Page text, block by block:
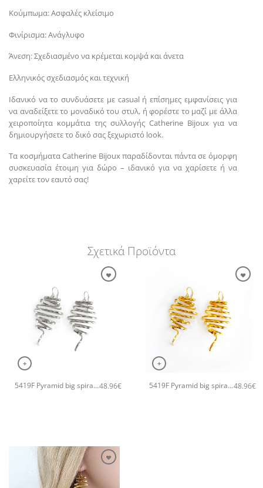
Κούμπωμα: Ασφαλές κλείσιμο
Φινίρισμα: Ανάγλυφο
Άνεση: Σχεδιασμένο να κρέμεται κομψά και άνετα
Ελληνικός σχεδιασμός και τεχνική
Ιδανικό να το συνδυάσετε με casual ή επίσημες εμφανίσεις για
να αναδείξετε το μοναδικό του στυλ, ή φορέστε το μαζί με άλλα
χειροποίητα κομμάτια της συλλογής Catherine Bijoux για να
δημιουργήσετε το δικό σας ξεχωριστό look.
Τα κοσμήματα Catherine Bijoux παραδίδονται πάντα σε όμορφη
συσκευασία έτοιμη για δώρο – ιδανικό για να χαρίσετε ή να
χαρείτε τον εαυτό σας!
Σχετικά Προϊόντα
+
5419F Pyramid big spiral χειροποίητα σκουλαρίκια Catherine bijoux Ασημί48.96€
+
5419F Pyramid big spiral χειροποίητα σκουλαρίκια Catherine bijoux Χρυσό48.96€